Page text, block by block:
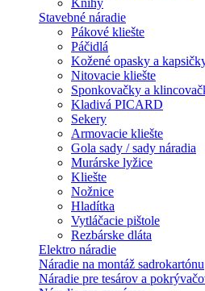
Knihy
Stavebné náradie
Pákové kliešte
Páčidlá
Kožené opasky a
Nitovacie kliešte
Sponkovačky a
Kladivá PICARD
Sekery
Armovacie kliešte
Gola sady / sady náradia
Murárske lyžice
Kliešte
Nožnice
Hladítka
Vytláčacie pištole
Rezbárske dláta
Elektro náradie
Náradie na montáž sadrokartónu
Náradie pre tesárov a